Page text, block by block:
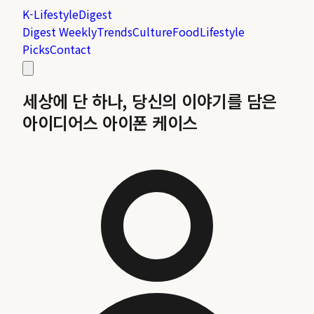
K-LifestyleDigest
Digest WeeklyTrendsCultureFoodLifestyle
PicksContact
세상에 단 하나, 당신의 이야기를 담은
아이디어스 아이폰 케이스